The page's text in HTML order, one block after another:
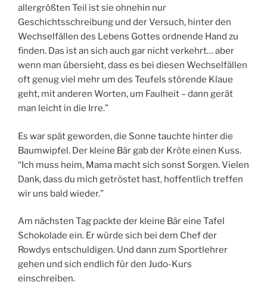
allergrößten Teil ist sie ohnehin nur
Geschichtsschreibung und der Versuch, hinter den
Wechselfällen des Lebens Gottes ordnende Hand zu
finden. Das ist an sich auch gar nicht verkehrt… aber
wenn man übersieht, dass es bei diesen Wechselfällen
oft genug viel mehr um des Teufels störende Klaue
geht, mit anderen Worten, um Faulheit – dann gerät
man leicht in die Irre.”
Es war spät geworden, die Sonne tauchte hinter die
Baumwipfel. Der kleine Bär gab der Kröte einen Kuss.
“Ich muss heim, Mama macht sich sonst Sorgen. Vielen
Dank, dass du mich getröstet hast, hoffentlich treffen
wir uns bald wieder.”
Am nächsten Tag packte der kleine Bär eine Tafel
Schokolade ein. Er würde sich bei dem Chef der
Rowdys entschuldigen. Und dann zum Sportlehrer
gehen und sich endlich für den Judo-Kurs
einschreiben.